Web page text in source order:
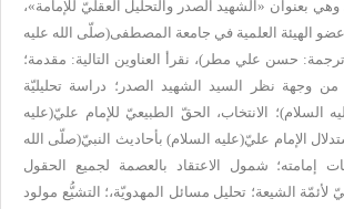
وهي بعنوان «الشهيد الصدر والتحليل العقليّ للإمامة»،
الهيئة العلمية في جامعة المصطفى(صلّى الله عليه
ترجمة: حسن علي مطر )، نقرأ العناوين التالية: مقدمة؛
من وجهة نظر السيد الشهيد الصدر؛ دراسة تحليليّة
السلام)؛ الانتخاب، الحقّ الطبيعيّ للإمام عليّ(عليه
الإمام عليّ(عليه السلام) بأحاديث النبيّ(صلّى الله
إمامته؛ شمول الاعتقاد بالعصمة لجميع الحقول
لأئمّة الشيعة؛ تحليل مسائل المهدويّة،؛ التشيُّع مولود